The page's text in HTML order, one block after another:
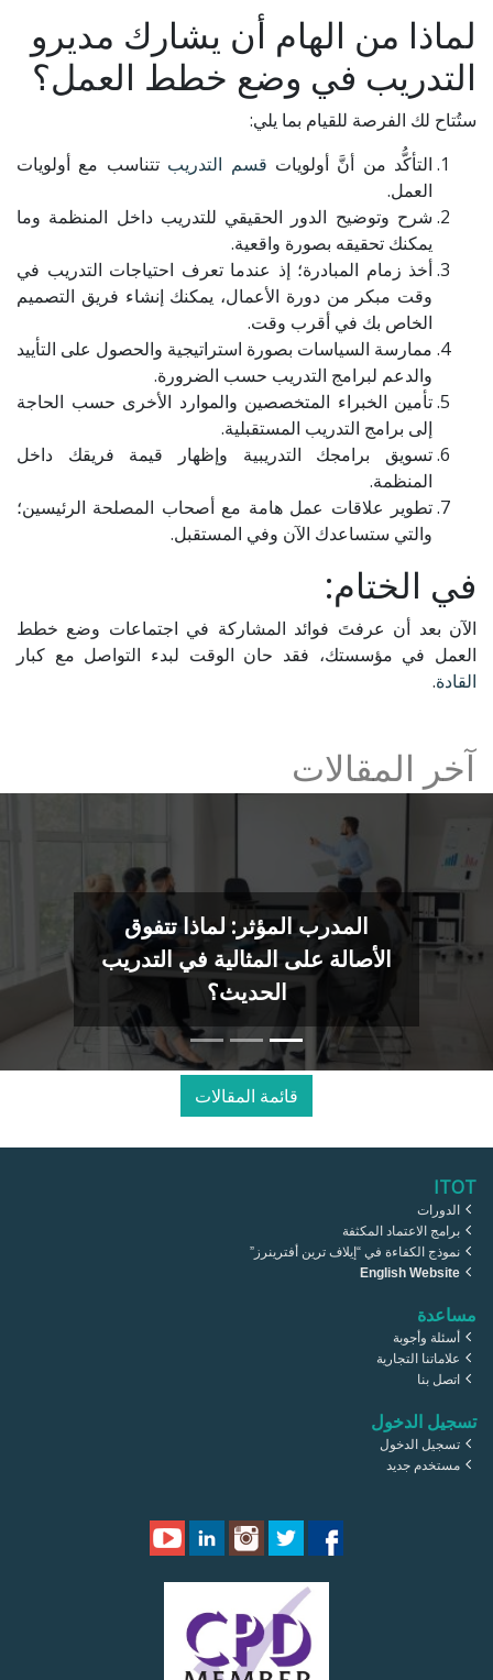
لماذا من الهام أن يشارك مديرو
التدريب في وضع خطط العمل؟
ستُتاح لك الفرصة للقيام بما يلي:
التأكُّد من أنَّ أولويات قسم التدريب تتناسب مع أولويات
العمل.
شرح وتوضيح الدور الحقيقي للتدريب داخل المنظمة وما
يمكنك تحقيقه بصورة واقعية.
أخذ زمام المبادرة؛ إذ عندما تعرف احتياجات التدريب في
وقت مبكر من دورة الأعمال، يمكنك إنشاء فريق التصميم
الخاص بك في أقرب وقت.
ممارسة السياسات بصورة استراتيجية والحصول على التأييد
والدعم لبرامج التدريب حسب الضرورة.
تأمين الخبراء المتخصصين والموارد الأخرى حسب الحاجة
إلى برامج التدريب المستقبلية.
تسويق برامجك التدريبية وإظهار قيمة فريقك داخل
المنظمة.
تطوير علاقات عمل هامة مع أصحاب المصلحة الرئيسين؛
والتي ستساعدك الآن وفي المستقبل.
في الختام:
الآن بعد أن عرفتَ فوائد المشاركة في اجتماعات وضع خطط
العمل في مؤسستك، فقد حان الوقت لبدء التواصل مع كبار
القادة.
آخر المقالات
المدرب المؤثر: لماذا تتفوق
الأصالة على المثالية في التدريب
الحديث؟
قائمة المقالات
ITOT
الدورات
برامج الاعتماد المكثفة
نموذج الكفاءة في “إيلاف ترين أفترينرز”
English Website
مساعدة
أسئلة وأجوبة
علاماتنا التجارية
اتصل بنا
تسجيل الدخول
تسجيل الدخول
مستخدم جديد